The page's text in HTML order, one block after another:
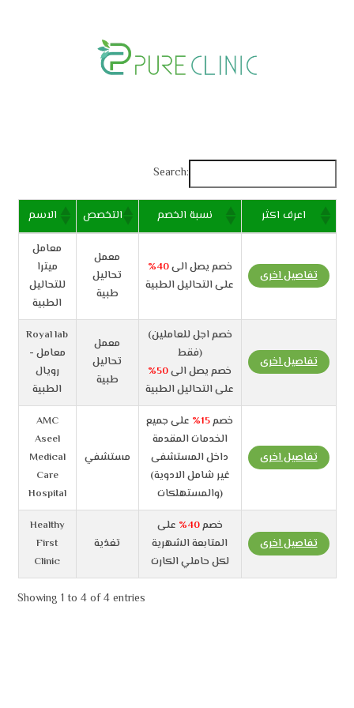
Search:
الاسم التخصص نسبة الخصم اعرف اكثر
معامل
ميترا
للتحاليل
الطبية
معمل
تحاليل
طبية
خصم يصل الى40%
على التحاليل الطبية
تفاصيل اخرى
Royal lab
- معامل
رويال
الطبية
معمل
تحاليل
طبية
(خصم اجل للعاملين
فقط)
خصم يصل الى50%
على التحاليل الطبية
تفاصيل اخرى
AMC
Aseel
Medical
Care
Hospital
مستشفي
خصم15%
على جميع
الخدمات المقدمة
داخل المستشفى
(غير شامل الادوية
والمستهلكات)
تفاصيل اخرى
Healthy
First
Clinic
تغذية
خصم40%
على
المتابعة الشهرية
لكل حاملي الكارت
تفاصيل اخرى
Showing 1 to 4 of 4 entries